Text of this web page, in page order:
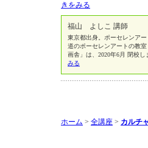
きをみる
福山 よしこ 講師
東京都出身。ポーセレンア
道のポーセレンアートの教
画舎」は、2020年6月 閉校
みる
ホーム > 全講座 > カルチ